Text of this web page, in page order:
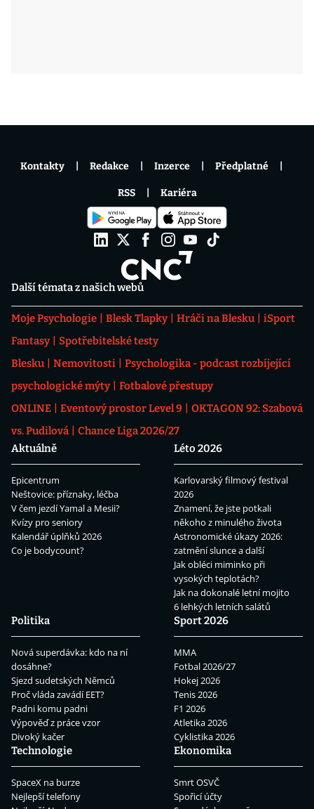
Další témata z našich webů
Moje Psychologie Blesk Tlapky Hráči na Blesku
iSport
Fantasy
Spotřebitelské testy
Blesku
Nemovitosti
Psychologika - podcast rozbíjející
psychologické mýty
Fotbalové přestupy
ONLINE
Eventový prostor Level 9
OKTAGON 92: Szabová
vs. Pudilová
Chance Liga 2026/27
Aktuálně
Epicentrum
Neštovice: příznaky, léčba
V čem jezdí Yamal a Mesii?
Kvízy pro seniory
Kalendář úplňků 2026
Co je bodycount?
Léto 2026
Karlovarský filmový festival
2026
Znamení, že jste potkali
někoho z minulého života
Astronomické úkazy 2026:
zatmění slunce a další
Jak obléci miminko při
vysokých teplotách?
Jak na dokonalé letní mojito
6 lehkých letních salátů
Politika
Nová superdávka: kdo na ní
dosáhne?
Sjezd sudetských Němců
Proč vláda zavádí EET?
Padni komu padni
Výpověď z práce vzor
Divoký kačer
Sport 2026
MMA
Fotbal 2026/27
Hokej 2026
Tenis 2026
F1 2026
Atletika 2026
Cyklistika 2026
Technologie
SpaceX na burze
Nejlepší telefony
Ekonomika
Smrt OSVČ
Spořicí účty
Kontakty Redakce Inzerce Předplatné
RSS Kariéra